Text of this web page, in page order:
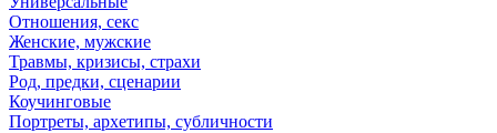
Отношения, секс
Женские, мужские
Травмы, кризисы, страхи
Род, предки, сценарии
Коучинговые
Портреты, архетипы, субличности